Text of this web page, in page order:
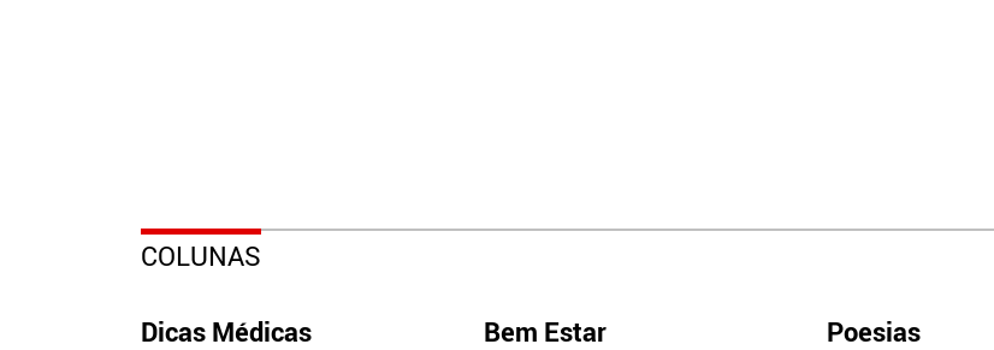
COLUNAS
Dicas Médicas Bem Estar Poesias